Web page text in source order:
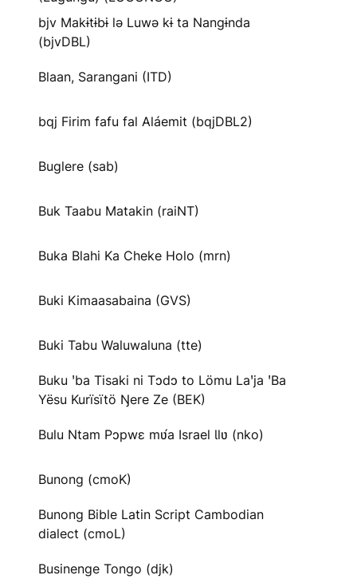
bjv Makɨtɨbɨ lə Luwə kɨ ta Nangɨnda
(bjvDBL)
Blaan, Sarangani (ITD)
bqj Firim fafu fal Aláemit (bqjDBL2)
Buglere (sab)
Buk Taabu Matakin (raiNT)
Buka Blahi Ka Cheke Holo (mrn)
Buki Kimaasabaina (GVS)
Buki Tabu Waluwaluna (tte)
Buku ꞌba Tisaki ni Tɔdɔ to Lömu Laꞌja ꞌBa
Yësu Kurïsïtö Ŋere Ze (BEK)
Bulu Ntam Pɔpwɛ mʋ́a Israel Ɩlʋ (nko)
Bunong (cmoK)
Bunong Bible Latin Script Cambodian
dialect (cmoL)
Businenge Tongo (djk)